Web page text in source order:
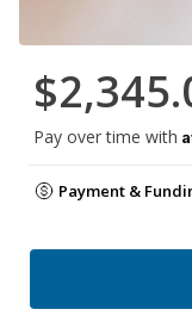
Pay over time with
Payment &